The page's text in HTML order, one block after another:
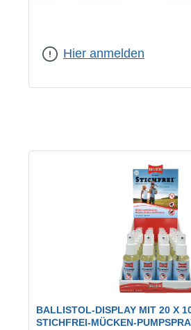
Hier anmelden
BALLISTOL-DISPLAY MIT 20 X
STICHFREI-MÜCKEN-